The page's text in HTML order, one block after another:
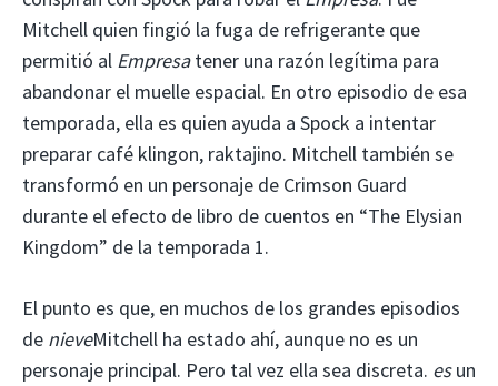
Mitchell quien fingió la fuga de refrigerante que
permitió al Empresatener una razón legítima para
abandonar el muelle espacial. En otro episodio de esa
temporada, ella es quien ayuda a Spock a intentar
preparar café klingon, raktajino. Mitchell también se
transformó en un personaje de Crimson Guard
durante el efecto de libro de cuentos en “The Elysian
Kingdom” de la temporada 1.
El punto es que, en muchos de los grandes episodios
de nieveMitchell ha estado ahí, aunque no es un
personaje principal. Pero tal vez ella sea discreta. esun